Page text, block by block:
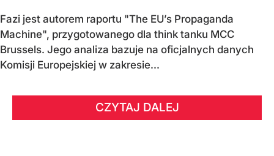
Fazi jest autorem raportu "The EU’s Propaganda
Machine", przygotowanego dla think tanku MCC
Brussels. Jego analiza bazuje na oficjalnych danych
Komisji Europejskiej w zakresie...
CZYTAJ DALEJ